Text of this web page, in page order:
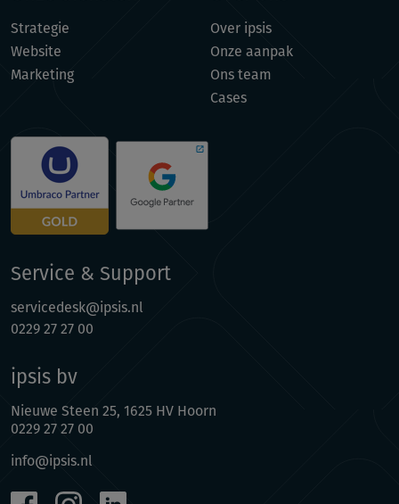
Strategie
Website
Marketing
Over ipsis
Onze aanpak
Ons team
Cases
Service & Support
servicedesk@ipsis.nl
0229 27 27 00
ipsis bv
Nieuwe Steen 25, 1625 HV Hoorn
0229 27 27 00
info@ipsis.nl